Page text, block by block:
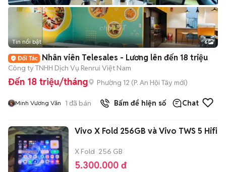
+2
Tin nổi bật 6
Nhân viên Telesales - Lương lên đến 18 triệu
Công ty TNHH Dịch Vụ Renrui Việt Nam
Đến 18 triệu/tháng Phường 12 (P. An Hội Tây mới)
Minh Vương Văn 1 đã bán Bấm để hiện số Chat
Vivo X Fold 256GB và Vivo TWS 5 Hifi
X Fold 256 GB
5.300.000 đ